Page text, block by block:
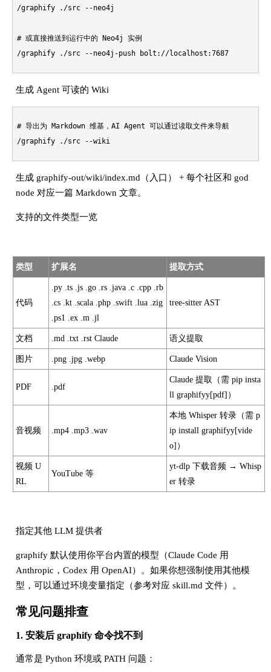
/graphify ./src --neo4j
# 或直接推送到运行中的 Neo4j 实例
生成 Agent 可读的 Wiki
# 导出为 Markdown 维基，AI Agent 可以通过读取文件来导航知识库
生成 graphify-out/wiki/index.md（入口） + 每个社区和 god
node 对应一篇 Markdown 文章。
支持的文件类型一览
类型 扩展名 提取方式
代码
.py .ts .js .go .rs .java .c .cpp .rb
.cs .kt .scala .php .swift .lua .zig
.ps1 .ex .m .jl
tree-sitter AST
文档 .md .txt .rst Claude 语义提取
图片 .png .jpg .webp Claude Vision
PDF .pdf
Claude 提取（需 pip insta
ll graphifyy[pdf]）
音视频 .mp4 .mp3 .wav
本地 Whisper 转录（需 p
ip install graphifyy[vide
o]）
视频 U
RL
YouTube 等
yt-dlp 下载音频 → Whisp
er 转录
指定其他 LLM 提供者
graphify 默认使用你平台内置的模型（Claude Code 用
Anthropic，Codex 用 OpenAI）。如果你想强制使用其他模
型，可以通过环境变量指定（参考对应 skill.md 文件）。
常见问题排查
1. 安装后 graphify 命令找不到
通常是 Python 环境或 PATH 问题：